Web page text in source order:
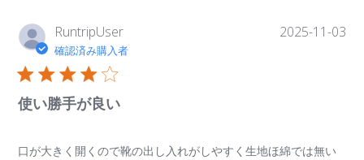
RuntripUser
確認済み購入者
使い勝手が良い
口が大きく開くので靴の出し入れがしやすく生地ほ綿では無い
公
2025-11-03